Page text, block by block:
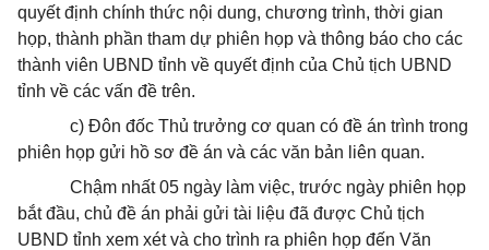
quyết định chính thức nội dung, chương trình, thời gian
họp, thành phần tham dự phiên họp và thông báo cho các
thành viên UBND tỉnh về quyết định của Chủ tịch UBND
tỉnh về các vấn đề trên.
c) Đôn đốc Thủ trưởng cơ quan có đề án trình trong
phiên họp gửi hồ sơ đề án và các văn bản liên quan.
Chậm nhất 05 ngày làm việc, trước ngày phiên họp
bắt đầu, chủ đề án phải gửi tài liệu đã được Chủ tịch
UBND tỉnh xem xét và cho trình ra phiên họp đến Văn